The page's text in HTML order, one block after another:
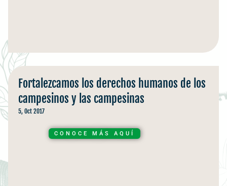
Fortalezcamos los derechos humanos de los
campesinos y las campesinas
5, Oct 2017
CONOCE MÁS AQUÍ